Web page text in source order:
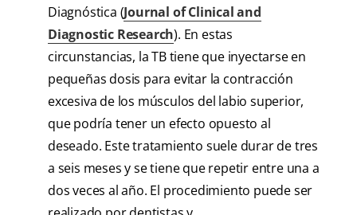
Diagnóstica (Journal of Clinical and
Diagnostic Research). En estas
circunstancias, la TB tiene que inyectarse en
pequeñas dosis para evitar la contracción
excesiva de los músculos del labio superior,
que podría tener un efecto opuesto al
deseado. Este tratamiento suele durar de tres
a seis meses y se tiene que repetir entre una a
dos veces al año. El procedimiento puede ser